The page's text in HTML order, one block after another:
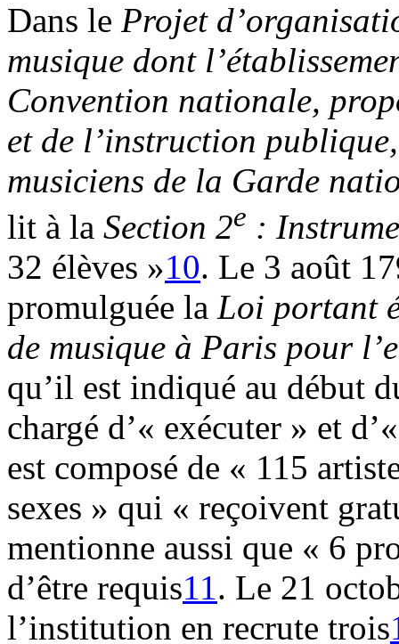
Dans le Projet
musique dont
Convention nationale,
et de l’instruction
musiciens de la Garde
lit à la Section 2e :
32 élèves »10. Le 3 août
promulguée la Loi portant
de musique à Paris pour
qu’il est indiqué au début
chargé d’« exécuter » et
est composé de « 115
sexes » qui « reçoivent
mentionne aussi que « 6
d’être requis11. Le 21
l’institution en recrute trois